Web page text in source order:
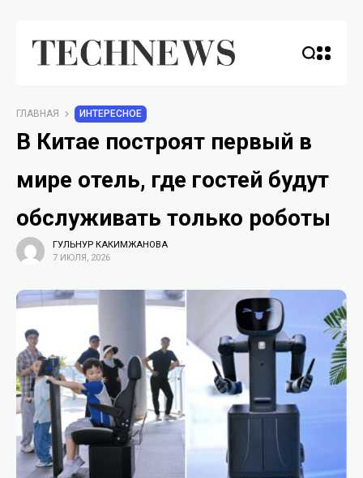
ГЛАВНАЯ ИНТЕРЕСНОЕ
В Китае построят первый в
мире отель, где гостей будут
обслуживать только роботы
ГУЛЬНУР КАКИМЖАНОВА
7 ИЮЛЯ, 2026